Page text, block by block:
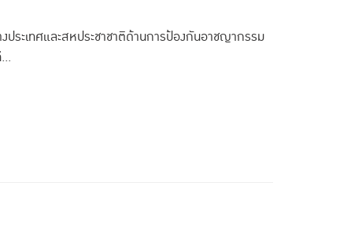
ระเทศและสหประชาชาติด้านการป้องกันอาชญากรรม